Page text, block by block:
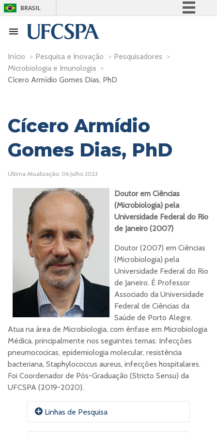
BRASIL
Participe
Início > Pesquisa e Inovação > Pesquisadores >
Microbiologia e Imunologia >
Cícero Armídio Gomes Dias, PhD
Cícero Armídio
Gomes Dias, PhD
Última Atualização: 06 Julho 2023
Doutor em Ciências
(Microbiologia) pela
Universidade Federal do Rio
de Janeiro (2007)
Doutor (2007) em Ciências
(Microbiologia) pela
Universidade Federal do Rio
de Janeiro. É Professor
Associado da Universidade
Federal de Ciências da
Saúde de Porto Alegre.
Atua na área de Microbiologia, com ênfase em Microbiologia
Médica, principalmente nos seguintes temas: Infecções
pneumococicas, epidemiologia molecular, resistência
bacteriana, Staphylococcus aureus, infecções hospitalares.
Foi Coordenador de Pós-Graduação (Stricto Sensu) da
UFCSPA (2019-2020).
Linhas de Pesquisa